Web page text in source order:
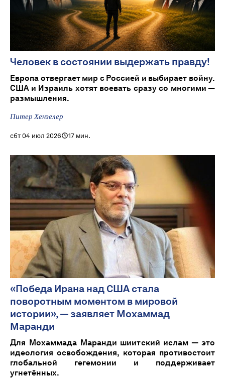
Человек в состоянии выдержать правду!
Европа отвергает мир с Россией и выбирает войну.
США и Израиль хотят воевать сразу со многими —
размышления.
Питер Хензелер
сбт 04 июл 2026 17 мин.
«Победа Ирана над США стала
поворотным моментом в мировой
истории», — заявляет Мохаммад
Маранди
Для Мохаммада Маранди шиитский ислам — это
идеология освобождения, которая противостоит
глобальной гегемонии и поддерживает
угнетённых.